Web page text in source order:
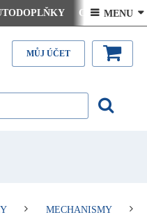
Ceny doručení
Články - návody Kontakt
 MENU 
MŮJ ÚČET
MECHANISMY